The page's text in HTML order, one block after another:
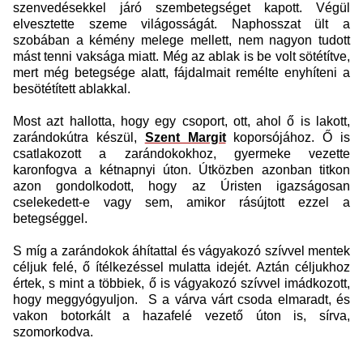
szenvedésekkel járó szembetegséget kapott. Végül
elvesztette szeme világosságát. Naphosszat ült a
szobában a kémény melege mellett, nem nagyon tudott
mást tenni vaksága miatt. Még az ablak is be volt sötétítve,
mert még betegsége alatt, fájdalmait remélte enyhíteni a
besötétített ablakkal.
Most azt hallotta, hogy egy csoport, ott, ahol ő is lakott,
zarándokútra készül, Szent Margitkoporsójához. Ő is
csatlakozott a zarándokokhoz, gyermeke vezette
karonfogva a kétnapnyi úton. Útközben azonban titkon
azon gondolkodott, hogy az Úristen igazságosan
cselekedett-e vagy sem, amikor rásújtott ezzel a
betegséggel.
S míg a zarándokok áhítattal és vágyakozó szívvel mentek
céljuk felé, ő ítélkezéssel mulatta idejét. Aztán céljukhoz
értek, s mint a többiek, ő is vágyakozó szívvel imádkozott,
hogy meggyógyuljon.
S a várva várt csoda elmaradt, és
vakon botorkált a hazafelé vezető úton is, sírva,
szomorkodva.